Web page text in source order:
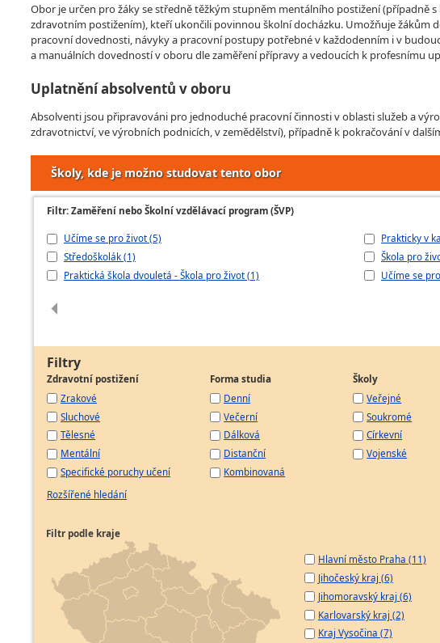
Obor je určen pro žáky se středně těžkým stupněm mentálního postižení (případně
zdravotním postižením), kteří ukončili povinnou školní docházku. Umožňuje žákům
pracovní dovednosti, návyky a pracovní postupy potřebné v každodenním i v
a manuálních dovedností v oboru dle zaměření přípravy a vedoucích k profesnímu
Uplatnění absolventů v oboru
Absolventi jsou připravováni pro jednoduché pracovní činnosti v oblasti služeb a
zdravotnictví, ve výrobních podnicích, v zemědělství), případně k pokračování v
Školy, kde je možno studovat tento obor
Filtr: Zaměření nebo Školní vzdělávací program (ŠVP)
Učíme se pro život (5)
Středoškolák (1)
Praktická škola dvouletá - Škola pro život (1)
Prakticky v
Škola pro
Učíme se
Filtry
Zdravotní postižení
Zrakové
Sluchové
Tělesné
Mentální
Specifické poruchy učení
Forma studia
Denní
Večerní
Dálková
Distanční
Kombinovaná
Školy
Veřejné
Soukromé
Církevní
Vojenské
Rozšířené hledání
Filtr podle kraje
Hlavní město Praha (11)
Jihočeský kraj (6)
Jihomoravský kraj (6)
Karlovarský kraj (2)
Kraj Vysočina (7)